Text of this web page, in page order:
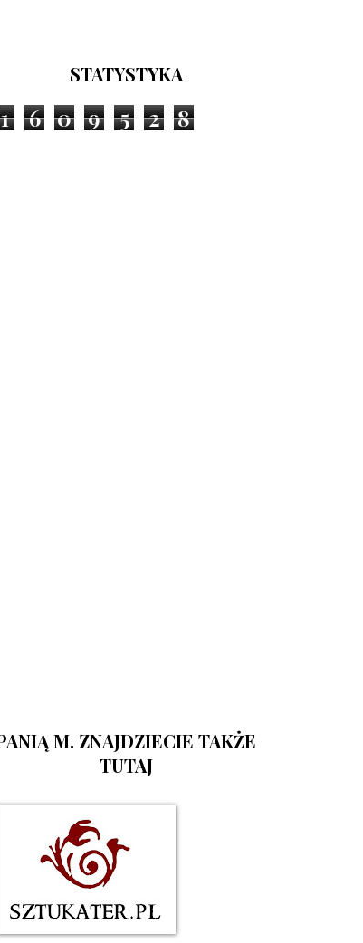
STATYSTYKA
1 6 0 9 5 2 8
M. ZNAJDZIECIE TAKŻE
TUTAJ